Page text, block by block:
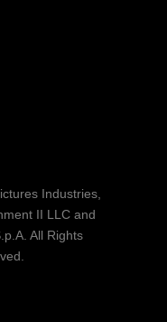
Industries,
II LLC and
All Rights